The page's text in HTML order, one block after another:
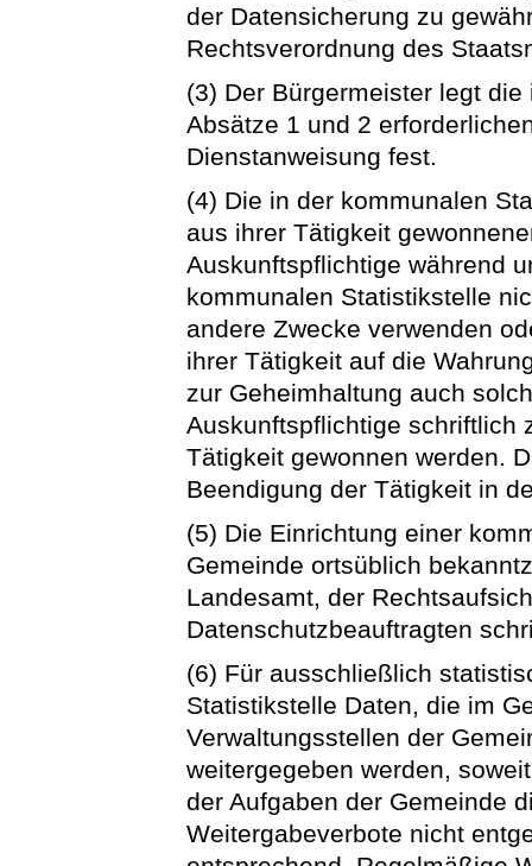
der Datensicherung zu
Rechtsverordnung des
(3) Der Bürgermeister legt
Absätze 1 und 2
Dienstanweisung fest.
(4) Die in der kommunalen
aus ihrer Tätigkeit
Auskunftspflichtige während
kommunalen Statistikstelle
andere Zwecke verwenden
ihrer Tätigkeit auf die
zur Geheimhaltung auch
Auskunftspflichtige schriftlich
Tätigkeit gewonnen werden.
Beendigung der Tätigkeit in
(5) Die Einrichtung einer
Gemeinde ortsüblich
Landesamt, der
Datenschutzbeauftragten
(6) Für ausschließlich
Statistikstelle Daten, die im
Verwaltungsstellen der
weitergegeben werden,
der Aufgaben der Gemeinde
Weitergabeverbote nicht